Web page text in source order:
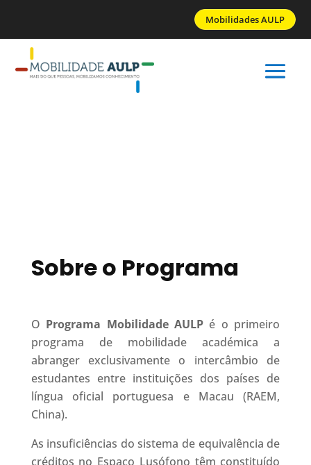
Mobilidades AULP
Sobre o Programa
O Programa Mobilidade AULP é o primeiro
programa de mobilidade académica a
abranger exclusivamente o intercâmbio de
estudantes entre instituições dos países de
língua oficial portuguesa e Macau (RAEM,
China).
As insuficiências do sistema de equivalência de
créditos no Espaço Lusófono têm constituído